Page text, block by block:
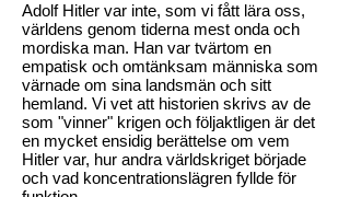
Adolf Hitler var inte, som vi fått lära oss,
världens genom tiderna mest onda och
mordiska man. Han var tvärtom en
empatisk och omtänksam människa som
värnade om sina landsmän och sitt
hemland. Vi vet att historien skrivs av de
som "vinner" krigen och följaktligen är det
en mycket ensidig berättelse om vem
Hitler var, hur andra världskriget började
och vad koncentrationslägren fyllde för